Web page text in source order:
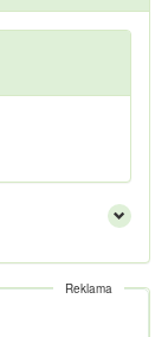
Reklama